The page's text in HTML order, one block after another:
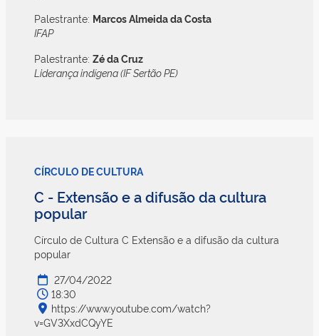
Palestrante: Marcos Almeida da Costa
IFAP
Palestrante: Zé da Cruz
Liderança indígena (IF Sertão PE)
CÍRCULO DE CULTURA
C - Extensão e a difusão da cultura
popular
Círculo de Cultura C Extensão e a difusão da cultura
popular
27/04/2022
18:30
https://www.youtube.com/watch?
v=GV3XxdCQyYE